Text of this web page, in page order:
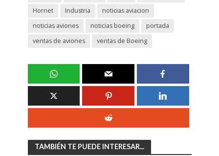
Hornet
Industria
noticias aviacion
noticias aviones
noticias boeing
portada
ventas de aviones
ventas de Boeing
TAMBIÉN TE PUEDE INTERESAR...